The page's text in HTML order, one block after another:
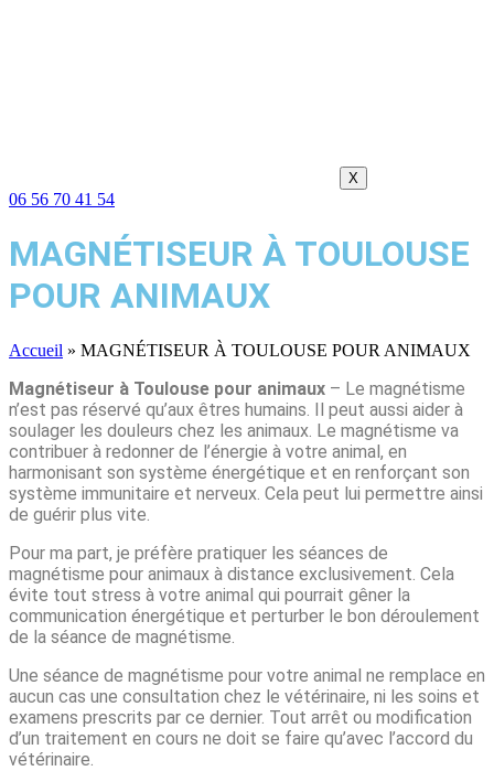
X
06 56 70 41 54
MAGNÉTISEUR À TOULOUSE
POUR ANIMAUX
Accueil » MAGNÉTISEUR À TOULOUSE POUR ANIMAUX
Magnétiseur à Toulouse pour animaux – Le magnétisme
n’est pas réservé qu’aux êtres humains. Il peut aussi aider à
soulager les douleurs chez les animaux. Le magnétisme va
contribuer à redonner de l’énergie à votre animal, en
harmonisant son système énergétique et en renforçant son
système immunitaire et nerveux. Cela peut lui permettre ainsi
de guérir plus vite.
Pour ma part, je préfère pratiquer les séances de
magnétisme pour animaux à distance exclusivement. Cela
évite tout stress à votre animal qui pourrait gêner la
communication énergétique et perturber le bon déroulement
de la séance de magnétisme.
Une séance de magnétisme pour votre animal ne remplace en
aucun cas une consultation chez le vétérinaire, ni les soins et
examens prescrits par ce dernier. Tout arrêt ou modification
d’un traitement en cours ne doit se faire qu’avec l’accord du
vétérinaire.